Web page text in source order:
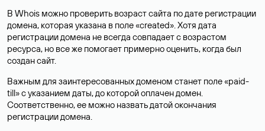
В Whois можно проверить возраст сайта по дате регистрации
домена, которая указана в поле «created». Хотя дата
регистрации домена не всегда совпадает с возрастом
ресурса, но все же помогает примерно оценить, когда был
создан сайт.
Важным для заинтересованных доменом станет поле «paid-
till» с указанием даты, до которой оплачен домен.
Соответственно, ее можно назвать датой окончания
регистрации домена.